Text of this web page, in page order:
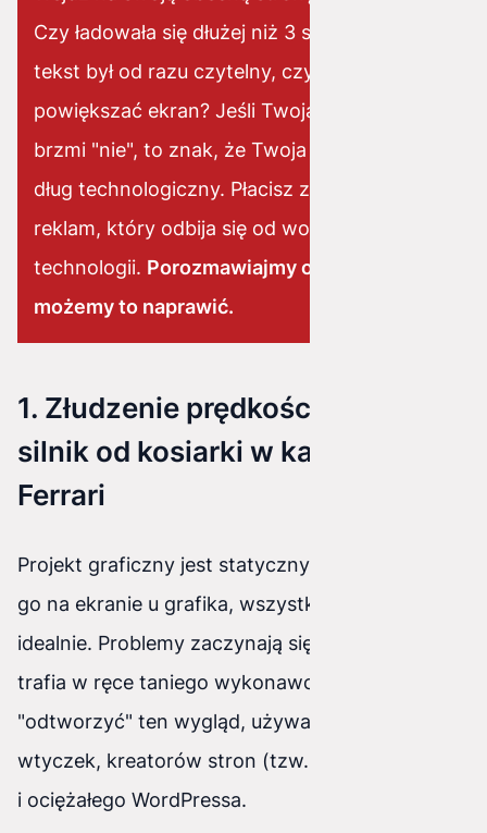
Czy ładowała się dłużej niż 3 sekundy? Czy
tekst był od razu czytelny, czy musiałeś
powiększać ekran? Jeśli Twoja odpowiedź
brzmi "nie", to znak, że Twoja strona ma tzw.
dług technologiczny. Płacisz za ruch z
reklam, który odbija się od wolnej
technologii. Porozmawiajmy o tym, jak
możemy to naprawić.
1. Złudzenie prędkości, czyli
silnik od kosiarki w karoserii
Ferrari
Projekt graficzny jest statyczny. Kiedy oglądasz
go na ekranie u grafika, wszystko wygląda
idealnie. Problemy zaczynają się, gdy ten projekt
trafia w ręce taniego wykonawcy, który próbuje
"odtworzyć" ten wygląd, używając najcięższych
wtyczek, kreatorów stron (tzw. page builderów)
i ociężałego WordPressa.